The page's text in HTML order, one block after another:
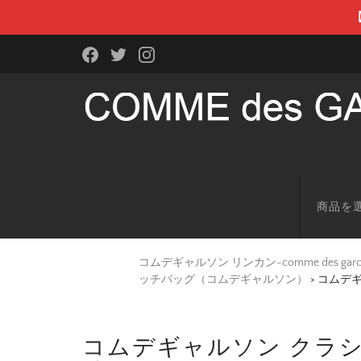
商品を
コムデギャルソン リンカン-comme des
ッチバッグ（コムデギャルソン）
> コムデ
コムデギャルソン クラ